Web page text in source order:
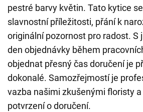
pestré barvy květin. Tato kytice
slavnostní příležitosti, přání k
originální pozornost pro radost. S
den objednávky během
objednat přesný čas doručení je
dokonalé. Samozřejmostí je
vazba našimi zkušenými floristy
potvrzení o doručení.